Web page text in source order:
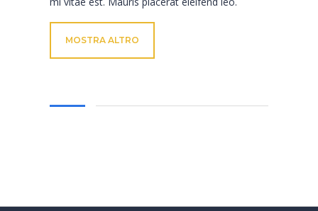
MOSTRA ALTRO